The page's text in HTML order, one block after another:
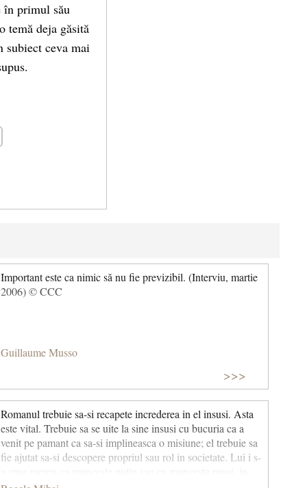
în primul său
temă deja găsită
subiect ceva mai
Important este ca nimic să nu fie previzibil. (Interviu, martie
2006) © CCC
Guillaume Musso
>>>
Romanul trebuie sa-si recapete increderea in el insusi. Asta
este vital. Trebuie sa se uite la sine insusi cu bucuria ca a
venit pe pamant ca sa-si implineasca o misiune; el trebuie sa
fie ajutat sa-si descopere propriul sau rol in societate. Lui i s-